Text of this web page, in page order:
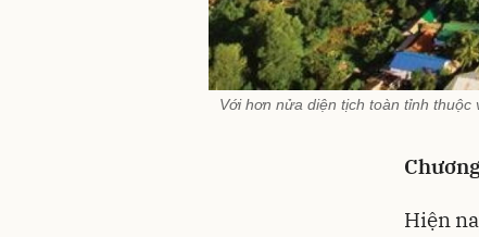
Với hơn nửa diện tịch toàn tỉnh
Hiện